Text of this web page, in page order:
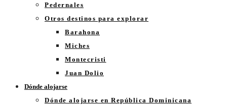
Pedernales
Otros destinos para explorar
Barahona
Miches
Montecristi
Juan Dolio
Dónde alojarse
Dónde alojarse en República Dominicana